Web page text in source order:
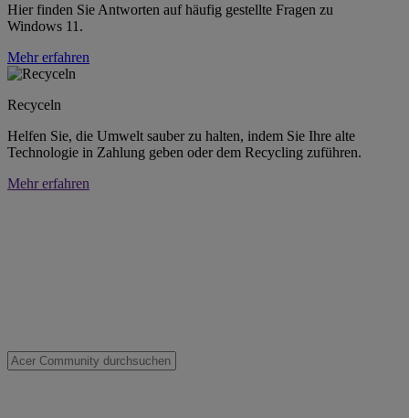
Hier finden Sie Antworten auf häufig gestellte Fragen zu
Windows 11.
Mehr erfahren
Recyceln
Helfen Sie, die Umwelt sauber zu halten, indem Sie Ihre alte
Technologie in Zahlung geben oder dem Recycling zuführen.
Mehr erfahren